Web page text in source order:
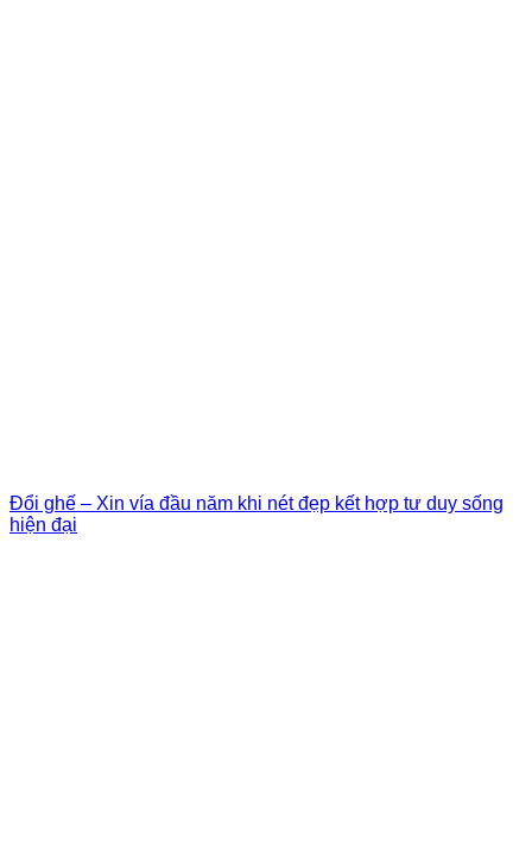
Đổi ghế – Xin vía đầu năm khi nét đẹp kết hợp tư duy sống
hiện đại